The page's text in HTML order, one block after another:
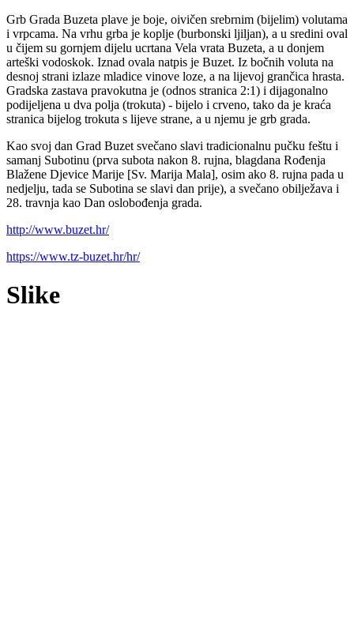
Grb Grada Buzeta plave je boje, oivičen srebrnim (bijelim) volutama
i vrpcama. Na vrhu grba je koplje (burbonski ljiljan), a u sredini oval
u čijem su gornjem dijelu ucrtana Vela vrata Buzeta, a u donjem
arteški vodoskok. Iznad ovala natpis je Buzet. Iz bočnih voluta na
desnoj strani izlaze mladice vinove loze, a na lijevoj grančica hrasta.
Gradska zastava pravokutna je (odnos stranica 2:1) i dijagonalno
podijeljena u dva polja (trokuta) - bijelo i crveno, tako da je kraća
stranica bijelog trokuta s lijeve strane, a u njemu je grb grada.
Kao svoj dan Grad Buzet svečano slavi tradicionalnu pučku feštu i
samanj Subotinu (prva subota nakon 8. rujna, blagdana Rođenja
Blažene Djevice Marije [Sv. Marija Mala], osim ako 8. rujna pada u
nedjelju, tada se Subotina se slavi dan prije), a svečano obilježava i
28. travnja kao Dan oslobođenja grada.
http://www.buzet.hr/
https://www.tz-buzet.hr/hr/
Slike